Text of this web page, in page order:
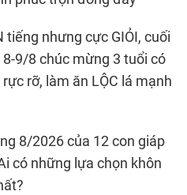
tiếng nhưng cực GIỎI, cuối
9/8 chúc mừng 3 tuổi có
rỡ, làm ăn LỘC lá mạnh
8/2026 của 12 con giáp
có những lựa chọn khôn